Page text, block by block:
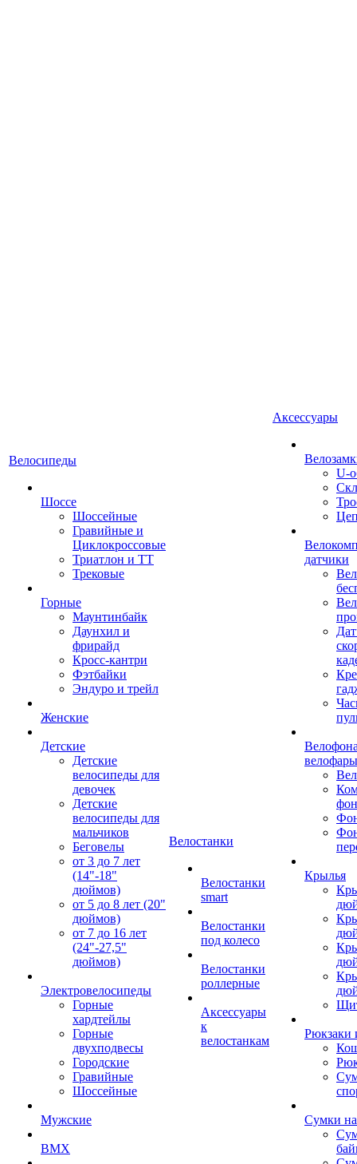
Велосипеды
Шоссе
Шоссейные
Гравийные и
Циклокроссовые
Триатлон и ТТ
Трековые
Горные
Маунтинбайк
Даунхил и
фрирайд
Кросс-кантри
Фэтбайки
Эндуро и трейл
Женские
Детские
Детские
велосипеды для
девочек
Детские
велосипеды для
мальчиков
Беговелы
от 3 до 7 лет
(14"-18"
дюймов)
от 5 до 8 лет (20"
дюймов)
от 7 до 16 лет
(24"-27,5"
дюймов)
Электровелосипеды
Горные
хардтейлы
Горные
двухподвесы
Городские
Гравийные
Шоссейные
Мужские
BMX
Велостанки
Велостанки
smart
Велостанки
под колесо
Велостанки
роллерные
Аксессуары
к
велостанкам
Аксессуары
U-
датчики
велофары
Крылья
Рюкзаки
Сумки